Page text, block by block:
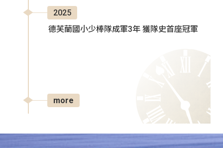
2025
德芙蘭國小少棒隊成軍3年 獲隊史首座冠軍
more